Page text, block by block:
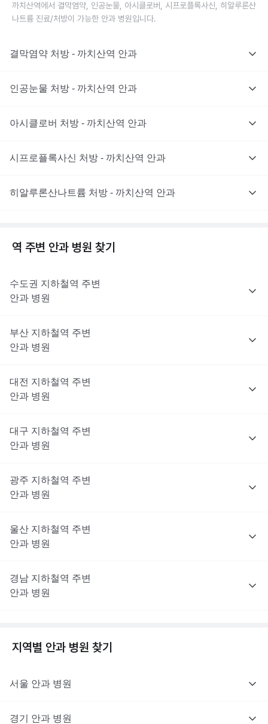
까치산역에서 결막염약, 인공눈물, 아시클로버, 시프로플록사신, 히알루론산
나트륨 진료/처방이 가능한 안과 병원입니다.
결막염약 처방 - 까치산역 안과
인공눈물 처방 - 까치산역 안과
아시클로버 처방 - 까치산역 안과
시프로플록사신 처방 - 까치산역 안과
히알루론산나트륨 처방 - 까치산역 안과
역 주변 안과 병원 찾기
수도권 지하철역 주변
안과 병원
부산 지하철역 주변
안과 병원
대전 지하철역 주변
안과 병원
대구 지하철역 주변
안과 병원
광주 지하철역 주변
안과 병원
울산 지하철역 주변
안과 병원
경남 지하철역 주변
안과 병원
지역별 안과 병원 찾기
서울 안과 병원
경기 안과 병원